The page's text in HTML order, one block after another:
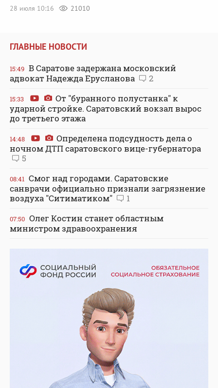
28 июля 10:16
21010
ГЛАВНЫЕ НОВОСТИ
15:49 В Саратове задержана московский
адвокат Надежда Ерусланова
2
15:33
От "буранного полустанка" к
ударной стройке. Саратовский вокзал вырос
до третьего этажа
14:48
Определена подсудность дела о
ночном ДТП саратовского вице-губернатора
5
08:41 Смог над городами. Саратовские
санврачи официально признали загрязнение
воздуха "Ситиматиком"
1
07:50 Олег Костин станет областным
министром здравоохранения